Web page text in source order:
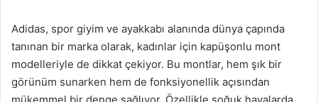
Adidas, spor giyim ve ayakkabı alanında dünya çapında
tanınan bir marka olarak, kadınlar için kapüşonlu mont
modelleriyle de dikkat çekiyor. Bu montlar, hem şık bir
görünüm sunarken hem de fonksiyonellik açısından